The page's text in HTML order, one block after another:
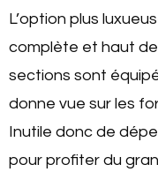
L’option plus
complète et haut
sections sont
donne vue sur les
Inutile donc de
pour profiter du